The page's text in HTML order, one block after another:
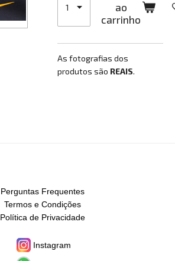
ao
carrinho
As fotografias dos
produtos são REAIS.
Perguntas Frequentes
Termos e Condições
Política de Privacidade
Instagram